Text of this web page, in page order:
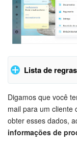
Empresa
Assinatura
Processos
Lista de
Obter
Criar um link
Obter
Obter valores
Digamos que você
mail para um cliente
obter esses dados,
informações de